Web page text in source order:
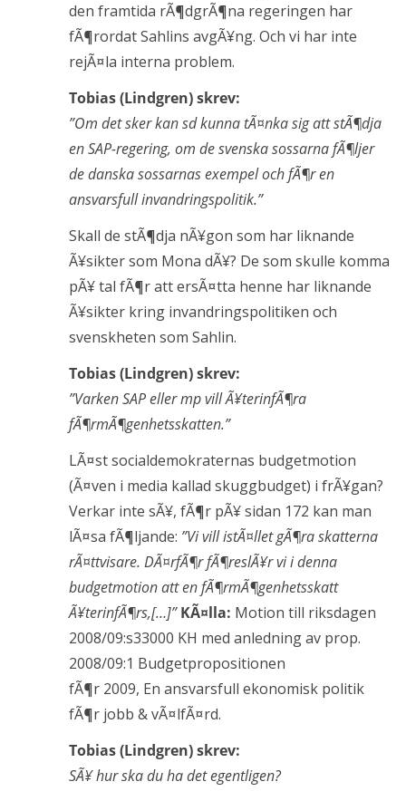
den framtida rÃ¶dgrÃ¶na regeringen har
fÃ¶rordat Sahlins avgÃ¥ng. Och vi har inte
rejÃ¤la interna problem.
Tobias (Lindgren) skrev:
”Om det sker kan sd kunna tÃ¤nka sig att stÃ¶dja
en SAP-regering, om de svenska sossarna fÃ¶ljer
de danska sossarnas exempel och fÃ¶r en
ansvarsfull invandringspolitik.”
Skall de stÃ¶dja nÃ¥gon som har liknande
Ã¥sikter som Mona dÃ¥? De som skulle komma
pÃ¥ tal fÃ¶r att ersÃ¤tta henne har liknande
Ã¥sikter kring invandringspolitiken och
svenskheten som Sahlin.
Tobias (Lindgren) skrev:
”Varken SAP eller mp vill Ã¥terinfÃ¶ra
fÃ¶rmÃ¶genhetsskatten.”
LÃ¤st socialdemokraternas budgetmotion
(Ã¤ven i media kallad skuggbudget) i frÃ¥gan?
Verkar inte sÃ¥, fÃ¶r pÃ¥ sidan 172 kan man
lÃ¤sa fÃ¶ljande: ”Vi vill istÃ¤llet gÃ¶ra skatterna
rÃ¤ttvisare. DÃ¤rfÃ¶r fÃ¶reslÃ¥r vi i denna
budgetmotion att en fÃ¶rmÃ¶genhetsskatt
Ã¥terinfÃ¶rs,[…]” KÃ¤lla: Motion till riksdagen
2008/09:s33000 KH med anledning av prop.
2008/09:1 Budgetpropositionen
fÃ¶r 2009, En ansvarsfull ekonomisk politik
fÃ¶r jobb & vÃ¤lfÃ¤rd.
Tobias (Lindgren) skrev:
SÃ¥ hur ska du ha det egentligen?